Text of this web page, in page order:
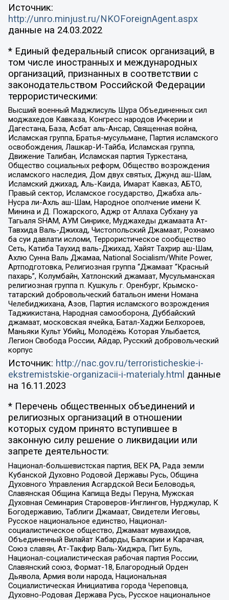
Источник:
http://unro.minjust.ru/NKOForeignAgent.aspx
данные на 24.03.2022
* Единый федеральный список организаций, в
том числе иностранных и международных
организаций, признанных в соответствии с
законодательством Российской Федерации
террористическими:
Высший военный Маджлисуль Шура Объединенных сил
моджахедов Кавказа, Конгресс народов Ичкерии и
Дагестана, База, Асбат аль-Ансар, Священная война,
Исламская группа, Братья-мусульмане, Партия исламского
освобождения, Лашкар-И-Тайба, Исламская группа,
Движение Талибан, Исламская партия Туркестана,
Общество социальных реформ, Общество возрождения
исламского наследия, Дом двух святых, Джунд аш-Шам,
Исламский джихад, Аль-Каида, Имарат Кавказ, АБТО,
Правый сектор, Исламское государство, Джабха аль-
Нусра ли-Ахль аш-Шам, Народное ополчение имени К.
Минина и Д. Пожарского, Аджр от Аллаха Субхану уа
Тагьаля SHAM, АУМ Синрике, Муджахеды джамаата Ат-
Тавхида Валь-Джихад, Чистопольский Джамаат, Рохнамо
ба суи давлати исломи, Террористическое сообщество
Сеть, Катиба Таухид валь-Джихад, Хайят Тахрир аш-Шам,
Ахлю Сунна Валь Джамаа, National Socialism/White Power,
Артподготовка, Религиозная группа “Джамаат “Красный
пахарь”, Колумбайн, Хатлонский джамаат, Мусульманская
религиозная группа п. Кушкуль г. Оренбург, Крымско-
татарский добровольческий батальон имени Номана
Челебиджихана, Азов, Партия исламского возрождения
Таджикистана, Народная самооборона, Дуббайский
джамаат, московская ячейка, Батал-Хаджи Белхороев,
Маньяки Культ Убийц, Молодёжь Которая Улыбается,
Легион Свобода России, Айдар, Русский добровольческий
корпус
Источник: http://nac.gov.ru/terroristicheskie-i-
ekstremistskie-organizacii-i-materialy.html данные
на 16.11.2023
* Перечень общественных объединений и
религиозных организаций в отношении
которых судом принято вступившее в
законную силу решение о ликвидации или
запрете деятельности:
Национал-большевистская партия, ВЕК РА, Рада земли
Кубанской Духовно Родовой Державы Русь, Община
Духовного Управления Асгардской Веси Беловодья,
Славянская Община Капища Веды Перуна, Мужская
Духовная Семинария Староверов-Инглингов, Нурджулар, К
Богодержавию, Таблиги Джамаат, Свидетели Иеговы,
Русское национальное единство, Национал-
социалистическое общество, Джамаат мувахидов,
Объединенный Вилайат Кабарды, Балкарии и Карачая,
Союз славян, Ат-Такфир Валь-Хиджра, Пит Буль,
Национал-социалистическая рабочая партия России,
Славянский союз, Формат-18, Благородный Орден
Дьявола, Армия воли народа, Национальная
Социалистическая Инициатива города Череповца,
Духовно-Родовая Держава Русь, Русское национальное